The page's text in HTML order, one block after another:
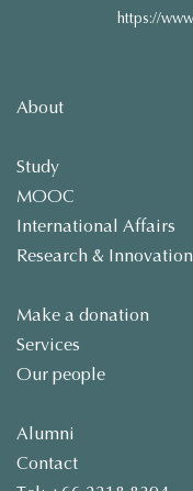
https://
About
Study
MOOC
International Affairs
Research & Innovation
Make a donation
Services
Our people
Alumni
Contact